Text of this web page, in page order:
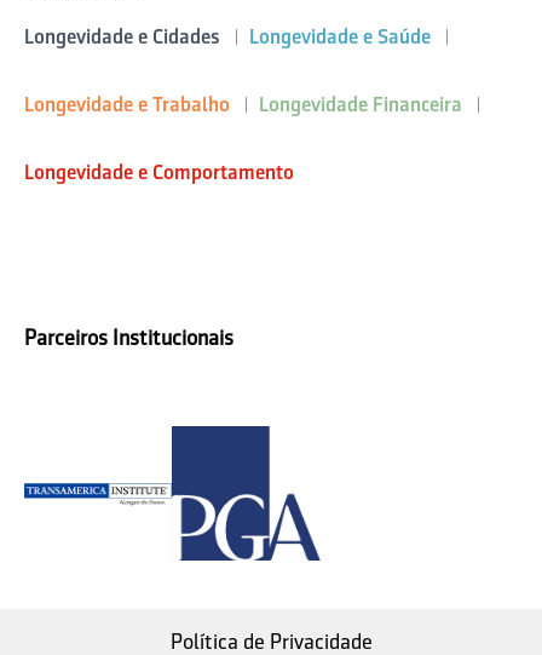
Longevidade e Cidades Longevidade e Saúde
Longevidade e Trabalho Longevidade Financeira
Longevidade e Comportamento
Parceiros Institucionais
Política de Privacidade